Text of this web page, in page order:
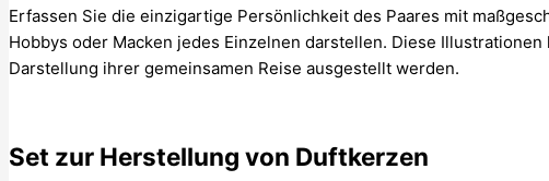
Erfassen Sie die einzigartige Persönlichkeit des Paares mit
Hobbys oder Macken jedes Einzelnen darstellen. Diese
Darstellung ihrer gemeinsamen Reise ausgestellt werden.
Set zur Herstellung von Duftkerzen